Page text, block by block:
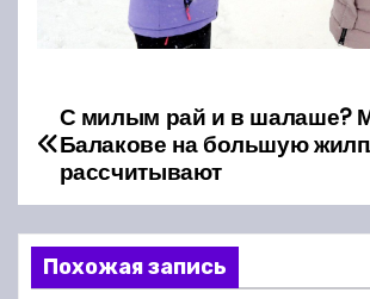
Н
в
и
С милым рай и в шалаше?
Балакове на большую
рассчитывают
Похожая запись